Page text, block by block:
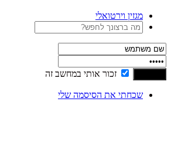
מגזין וירטואלי
זכור אותי במחשב זה
שכחתי את הסיסמה שלי